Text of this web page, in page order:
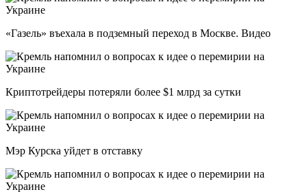
«Газель» въехала в подземный переход в Москве. Видео
Криптотрейдеры потеряли более $1 млрд за сутки
Мэр Курска уйдет в отставку